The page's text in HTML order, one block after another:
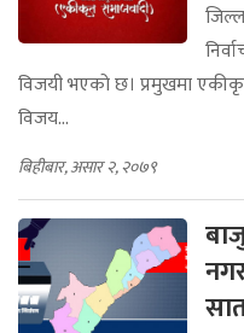
विजयी भएको छ। प्रमुखमा
विजय...
बिहीबार, असार २, २०७९